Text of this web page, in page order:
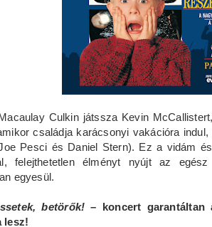
Culkin játssza Kevin
családja karácsonyi vakációra
Pesci és Daniel Stern). Ez a vidám
felejthetetlen élményt nyújt az
egyesül.
betörők! – koncert garantáltan
lesz!